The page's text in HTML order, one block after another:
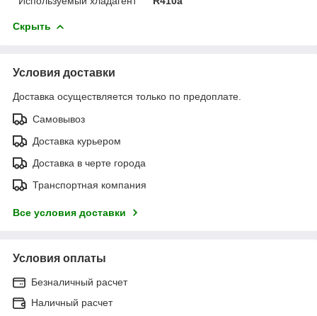
Скрыть
Условия доставки
Доставка осуществляется только по предоплате.
Самовывоз
Доставка курьером
Доставка в черте города
Транспортная компания
Все условия доставки
Условия оплаты
Безналичный расчет
Наличный расчет